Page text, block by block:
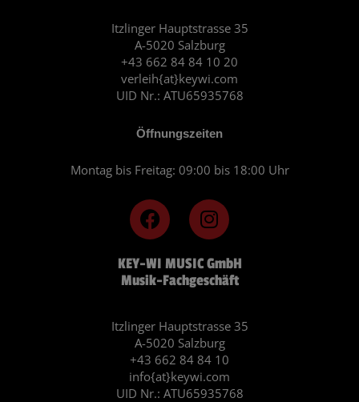
KEY-WI MUSIC GmbH
Musik-Fachgeschäft
Itzlinger Hauptstrasse 35
A-5020 Salzburg
+43 662 84 84 10
info{at}keywi.com
UID Nr.: ATU65935768
F
a
c
e
b
o
k
I
n
s
t
a
r
a
m
Itzlinger Hauptstrasse 35
A-5020 Salzburg
+43 662 84 84 10 20
verleih{at}keywi.com
UID Nr.: ATU65935768
Öffnungszeiten
Montag bis Freitag: 09:00 bis 18:00 Uhr